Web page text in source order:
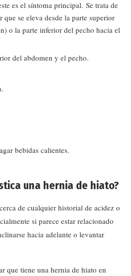
es el síntoma principal. Se trata de
que se eleva desde la parte superior
o la parte inferior del pecho hacia el
del abdomen y el pecho.
bebidas calientes.
una hernia de hiato?
de cualquier historial de acidez o
si parece estar relacionado
hacia adelante o levantar
que tiene una hernia de hiato en